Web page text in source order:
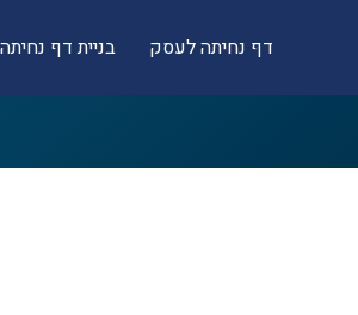
דף נחיתה לעסק בניית דף נחיתה